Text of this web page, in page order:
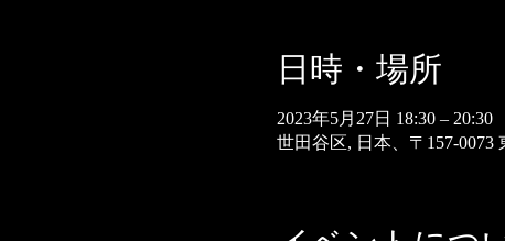
日時・場所
2023年5月27日 18:30 – 20:30
世田谷区, 日本、〒157-